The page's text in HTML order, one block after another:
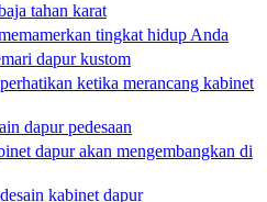
tahan karat
tingkat hidup Anda
dapur kustom
ketika merancang kabinet
dapur pedesaan
dapur akan mengembangkan di
kabinet dapur